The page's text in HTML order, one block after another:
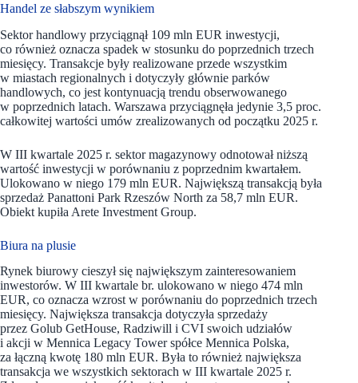
Handel ze słabszym wynikiem
Sektor handlowy przyciągnął 109 mln EUR inwestycji,
co również oznacza spadek w stosunku do poprzednich trzech
miesięcy. Transakcje były realizowane przede wszystkim
w miastach regionalnych i dotyczyły głównie parków
handlowych, co jest kontynuacją trendu obserwowanego
w poprzednich latach. Warszawa przyciągnęła jedynie 3,5 proc.
całkowitej wartości umów zrealizowanych od początku 2025 r.
W III kwartale 2025 r. sektor magazynowy odnotował niższą
wartość inwestycji w porównaniu z poprzednim kwartałem.
Ulokowano w niego 179 mln EUR. Największą transakcją była
sprzedaż Panattoni Park Rzeszów North za 58,7 mln EUR.
Obiekt kupiła Arete Investment Group.
Biura na plusie
Rynek biurowy cieszył się największym zainteresowaniem
inwestorów. W III kwartale br. ulokowano w niego 474 mln
EUR, co oznacza wzrost w porównaniu do poprzednich trzech
miesięcy. Największa transakcja dotyczyła sprzedaży
przez Golub GetHouse, Radziwill i CVI swoich udziałów
i akcji w Mennica Legacy Tower spółce Mennica Polska,
za łączną kwotę 180 mln EUR. Była to również największa
transakcja we wszystkich sektorach w III kwartale 2025 r.